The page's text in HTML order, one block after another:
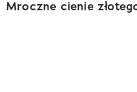
Mroczne cienie